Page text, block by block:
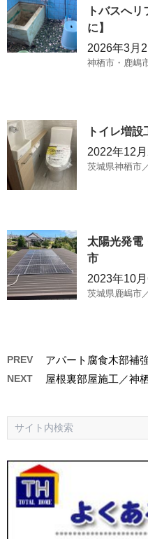
トバスへ
に】
2026年3月
神栖市・鹿嶋
トイレ増
2022年12月
茨城県神栖市
太陽光発電
市
2023年10月
茨城県鹿嶋市
PREV アパート腐食木部補
NEXT 屋根裏部屋施工／神